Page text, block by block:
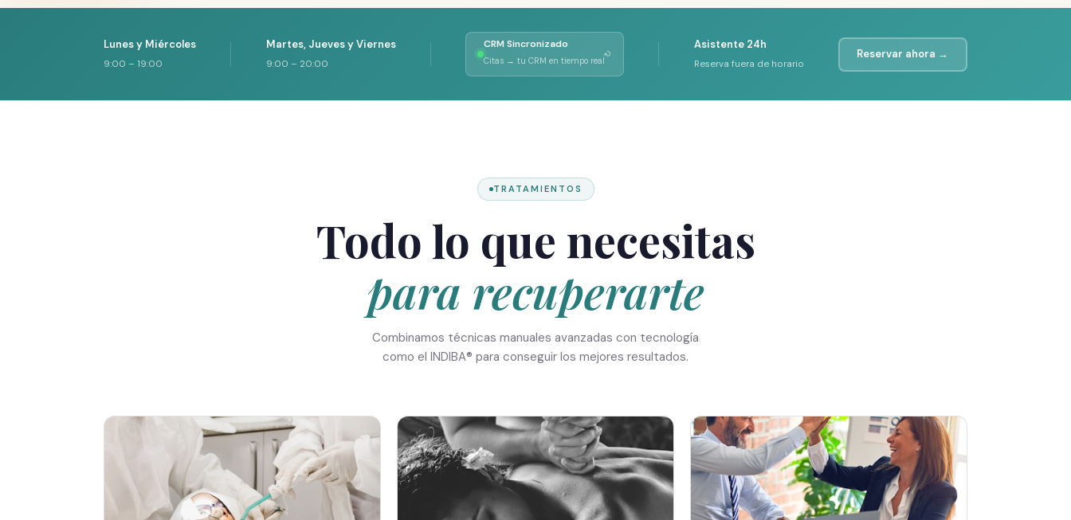
Lunes y Miércoles
9:00 – 19:00
Martes, Jueves y Viernes
9:00 – 20:00
CRM Sincronizado
Citas → tu CRM en tiempo real
↻
Asistente 24h
Reserva fuera de horario
Reservar ahora →
TRATAMIENTOS
Todo lo que necesitas
para recuperarte
Combinamos técnicas manuales avanzadas con tecnología
como el INDIBA® para conseguir los mejores resultados.